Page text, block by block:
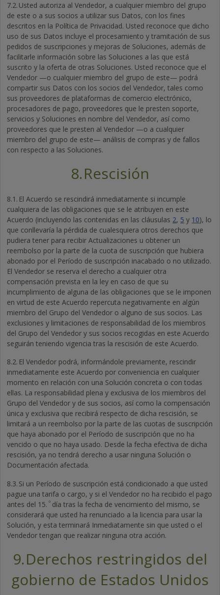
7.2. Usted autoriza al Vendedor, a cualquier miembro del grupo
de este o a sus socios a utilizar sus Datos, con los fines
descritos en la Política de Privacidad. Usted reconoce que dicho
uso de sus Datos incluye el procesamiento y tramitación de sus
pedidos de suscripciones y mejoras de Soluciones, además de
facilitarle información sobre las Soluciones a las que está
suscrito y la oferta de otras Soluciones. Usted reconoce que el
Vendedor —o cualquier miembro del grupo de este— podrá
compartir sus Datos con los socios del Vendedor, tales como
sus proveedores de plataformas de comercio electrónico,
procesadores de pago, proveedores que le presten soporte,
servicios y Soluciones en nombre del Vendedor, así como
proveedores que le presten al Vendedor —o a cualquier
miembro del grupo de este— análisis de compras y de fallos
con respecto a las Soluciones.
8.Rescisión
8.1. El Acuerdo se rescindirá inmediatamente si incumple
cualquiera de las obligaciones que se le atribuyen en este
Acuerdo (incluyendo las contenidas en las cláusulas 2, 5 y 10), lo
que conllevaría la pérdida de cualesquiera otros derechos que
pudiera tener para recibir Actualizaciones u obtener un
reembolso por la parte de la cuota de suscripción que hubiera
abonado por el Período de suscripción inacabado o no utilizado.
El Vendedor se reserva el derecho a cualquier otra
compensación prevista en la ley en caso de que su
incumplimiento de alguna de las obligaciones que se le imponen
en virtud de este Acuerdo repercuta negativamente en algún
miembro del Grupo del Vendedor o alguno de sus socios. Las
exclusiones y limitaciones de responsabilidad de los miembros
del Grupo del Vendedor y sus socios recogidas en este Acuerdo
seguirán teniendo vigencia tras la rescisión de este Acuerdo.
8.2. El Vendedor podrá, informándole previamente, rescindir
inmediatamente este Acuerdo por conveniencia en cualquier
momento en relación con una Solución concreta o con todas
ellas. La responsabilidad plena y exclusiva de los miembros del
Grupo del Vendedor y de sus socios, así como la compensación
única y exclusiva que recibirá respecto de dicha rescisión, se
limitará a un reembolso por la parte de las cuotas de suscripción
que haya abonado por el Período de suscripción que no ha
vencido o que no haya usado. Desde la fecha efectiva de dicha
rescisión, ya no tendrá derecho a usar ninguna Solución o
Documentación afectada.
8.3. Si un Período de suscripción está condicionado a que usted
pague una tarifa o cargo, y si el Vendedor no ha recibido el pago
antes del 15. º día tras la fecha de vencimiento del mismo, se
considerará que usted ha renunciado a la licencia para usar la
Solución, y esta terminará Inmediatamente sin que usted o el
Vendedor tengan que realizar ninguna otra acción.
9.Derechos restringidos del
gobierno de Estados Unidos